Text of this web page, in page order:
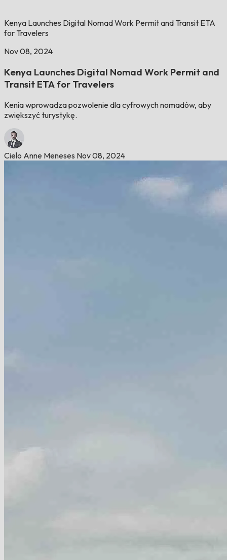
Kenya Launches Digital Nomad Work Permit and Transit ETA
for Travelers
Nov 08, 2024
Kenya Launches Digital Nomad Work Permit and
Transit ETA for Travelers
Kenia wprowadza pozwolenie dla cyfrowych nomadów, aby
zwiększyć turystykę.
Cielo Anne Meneses Nov 08, 2024